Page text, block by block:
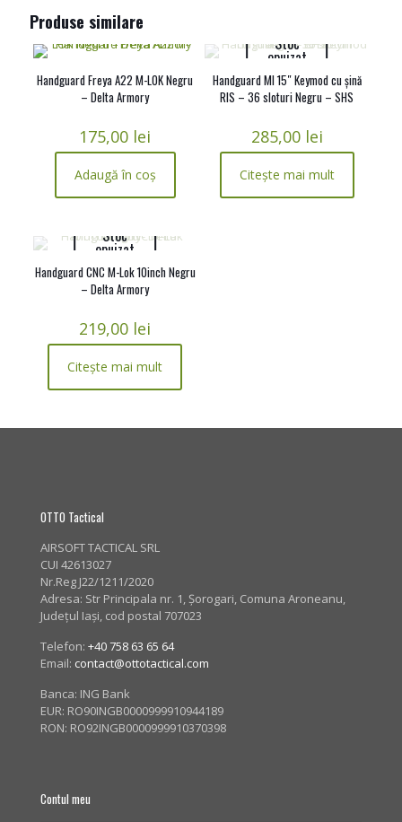
Produse similare
Handguard Freya A22 M-LOK Negru
– Delta Armory
175,00 lei
Adaugă în coș
Stoc
epuizat
Handguard MI 15″ Keymod cu șină
RIS – 36 sloturi Negru – SHS
285,00 lei
Citește mai mult
Stoc
epuizat
Handguard CNC M-Lok 10inch Negru
– Delta Armory
219,00 lei
Citește mai mult
OTTO Tactical
AIRSOFT TACTICAL SRL
CUI 42613027
Nr.Reg J22/1211/2020
Adresa: Str Principala nr. 1, Șorogari, Comuna Aroneanu,
Județul Iași, cod postal 707023
Telefon: +40 758 63 65 64
Email: contact@ottotactical.com
Banca: ING Bank
EUR: RO90INGB0000999910944189
RON: RO92INGB0000999910370398
Contul meu